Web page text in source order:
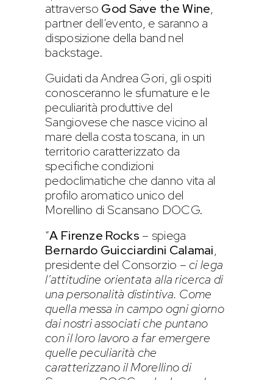
attraverso God Save the Wine,
partner dell’evento, e saranno a
disposizione della band nel
backstage.
Guidati da Andrea Gori, gli ospiti
conosceranno le sfumature e le
peculiarità produttive del
Sangiovese che nasce vicino al
mare della costa toscana, in un
territorio caratterizzato da
specifiche condizioni
pedoclimatiche che danno vita al
profilo aromatico unico del
Morellino di Scansano DOCG.
“A Firenze Rocks – spiega
Bernardo Guicciardini Calamai,
presidente del Consorzio –ci lega
l’attitudine orientata alla ricerca di
una personalità distintiva. Come
quella messa in campo ogni giorno
dai nostri associati che puntano
con il loro lavoro a far emergere
quelle peculiarità che
caratterizzano il Morellino di